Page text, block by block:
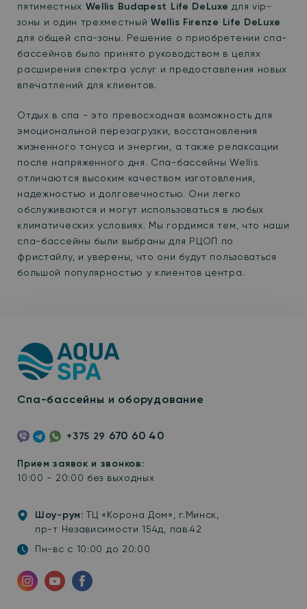
пятиместных Wellis Budapest Life DeLuxe для vip-
зоны и один трехместныйWellis Firenze Life DeLuxe
для общей спа-зоны. Решение о приобретении спа-
бассейнов было принято руководством в целях
расширения спектра услуг и предоставления новых
впечатлений для клиентов.
Отдых в спа - это превосходная возможность для
эмоциональной перезагрузки, восстановления
жизненного тонуса и энергии, а также релаксации
после напряженного дня. Спа-бассейны Wellis
отличаются высоким качеством изготовления,
надежностью и долговечностью. Они легко
обслуживаются и могут использоваться в любых
климатических условиях. Мы гордимся тем, что наши
спа-бассейны были выбраны для РЦОП по
фристайлу, и уверены, что они будут пользоваться
большой популярностью у клиентов центра.
Спа-бассейны и оборудование
+375 29 670 60 40
Прием заявок и звонков:
10:00 - 20:00 без выходных
Шоу-рум: ТЦ «Корона Дом», г.Минск,
пр-т Независимости 154д, пав.42
Пн-вс с 10:00 до 20:00
Инстаграм
YouTubeFacebook